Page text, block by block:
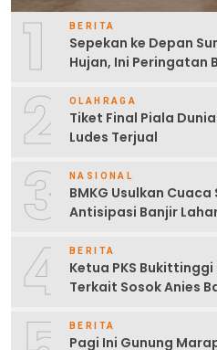
1 BERITA
Sepekan ke Depan
Hujan, Ini Peringatan
2 OLAHRAGA
Tiket Final Piala
Ludes Terjual
3 NASIONAL
BMKG Usulkan
Antisipasi Banjir
4 BERITA
Ketua PKS
Terkait Sosok Anies
BERITA
Pagi Ini Gunung